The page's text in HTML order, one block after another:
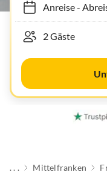
Anreise-
. . . Mittelfranken